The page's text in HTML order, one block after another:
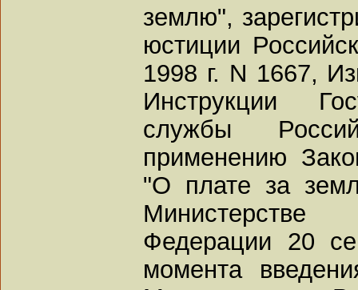
землю",
юстиции
1998 г. N 1667,
Инструкции
службы
применению
"О плате за
Федерации 20
момента